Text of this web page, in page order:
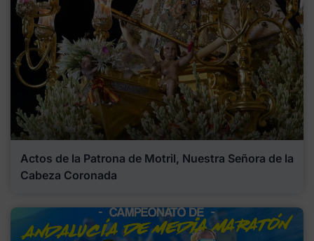
Actos de la Patrona de Motril, Nuestra Señora de la
Cabeza Coronada